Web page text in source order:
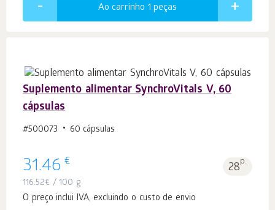
Ao carrinho 1 peças
Suplemento alimentar SynchroVitals V, 60
cápsulas
#500073 60 cápsulas
31.46 € 28p.
116.52€ / 100 g
O preço inclui IVA, excluindo o custo de envio